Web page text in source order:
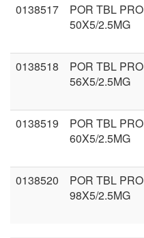
0138517
POR TBL PRO
50X5/2.5MG
0138518
POR TBL PRO
56X5/2.5MG
0138519
POR TBL PRO
60X5/2.5MG
0138520
POR TBL PRO
98X5/2.5MG